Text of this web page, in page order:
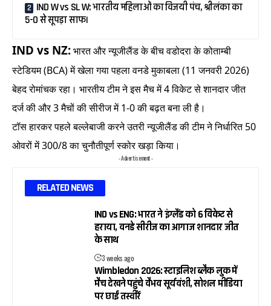
IND W vs SL W: भारतीय महिलाओं का विजयी पंच, श्रीलंका का
5-0 से सूपड़ा साफ।
IND vs NZ:भारत और न्यूजीलैंड के बीच वडोदरा के कोताम्बी
स्टेडियम (BCA) में खेला गया पहला वनडे मुकाबला (11 जनवरी 2026)
बेहद रोमांचक रहा। भारतीय टीम ने इस मैच में 4 विकेट से शानदार जीत
दर्ज की और 3 मैचों की सीरीज में 1-0 की बढ़त बना ली है।
टॉस हारकर पहले बल्लेबाजी करने उतरी न्यूजीलैंड की टीम ने निर्धारित 50
ओवरों में 300/8 का चुनौतीपूर्ण स्कोर खड़ा किया।
- Advertisement -
RELATED NEWS
IND vs ENG: भारत ने इंग्लैंड को 6 विकेट से
हराया, वनडे सीरीज का आगाज शानदार जीत
के साथ
3 weeks ago
Wimbledon 2026: स्टाइलिश ब्लैक लुक में
मैच देखने पहुंचे वैभव सूर्यवंशी, सोशल मीडिया
पर छाईं तस्वीरें